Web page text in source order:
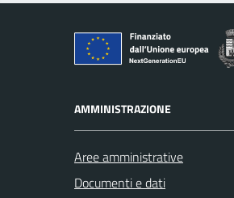
AMMINISTRAZIONE
Aree amministrative
Documenti e dati